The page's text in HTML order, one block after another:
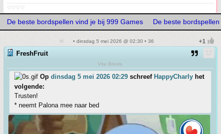
♡♡♡♡
De beste bordspellen vind je bij 999 Games De beste
• dinsdag 5 mei 2026 @ 02:30 • 36
FreshFruit
Vita Brevis.
Op dinsdag 5 mei 2026 02:29 schreef HappyCharly het
volgende:
Trusten!
* neemt Palona mee naar bed